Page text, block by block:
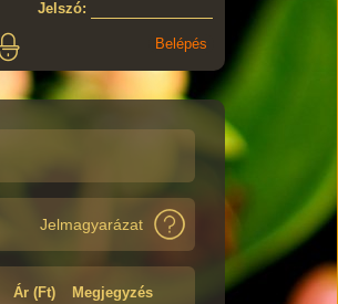
Jelszó:
Jelmagyarázat
Ár (Ft) Megjegyzés